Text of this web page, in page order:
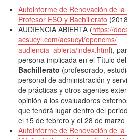
Autoinforme de Renovación de
Profesor ESO y Bachillerato
AUDIENCIA ABIERTA (https://
acsucyl.com/acsucyl/opencms/
audiencia_abierta/index.html),
persona implicada en el Título del
Bachillerato (profesorado,
personal de administración y
de prácticas y otros agentes
opinión a los evaluadores
que tendrá lugar dentro del
el 15 de febrero y el 28 de marzo
Autoinforme de Renovación de